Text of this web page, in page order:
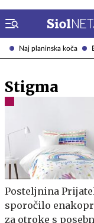
Naj planinska koča
Stigma
Posteljnina
sporočilo
za otroke s